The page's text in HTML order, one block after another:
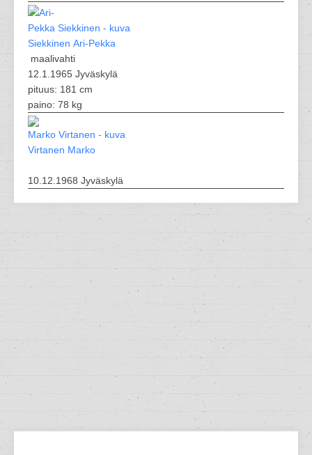
Siekkinen Ari-Pekka
maalivahti
12.1.1965 Jyväskylä
pituus: 181 cm
paino: 78 kg
Virtanen Marko
10.12.1968 Jyväskylä